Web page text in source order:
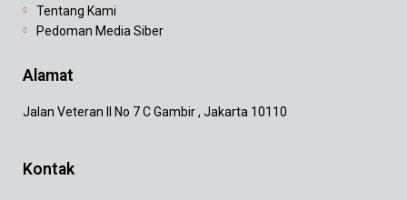
Tentang Kami
Pedoman Media Siber
Alamat
Jalan Veteran II No 7 C Gambir , Jakarta 10110
Kontak